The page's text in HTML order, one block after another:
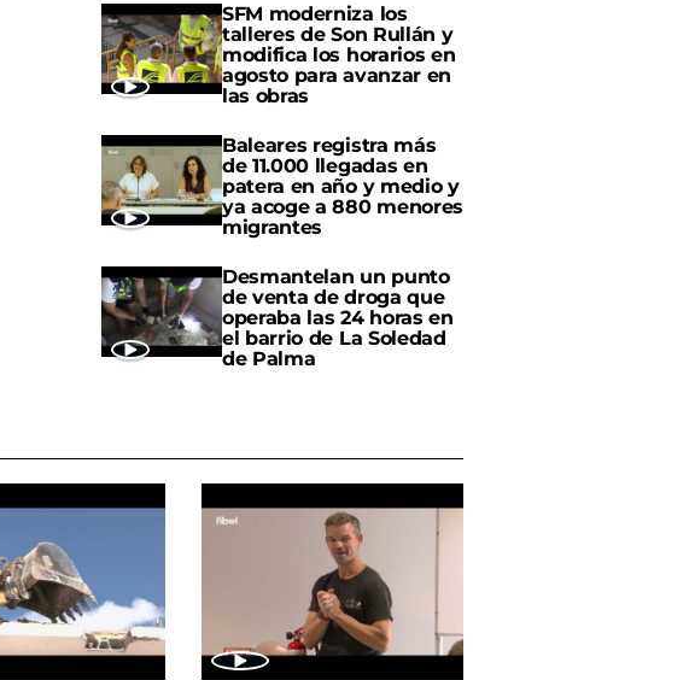
SFM moderniza los
talleres de Son Rullán y
modifica los horarios en
agosto para avanzar en
las obras
Baleares registra más
de 11.000 llegadas en
patera en año y medio y
ya acoge a 880 menores
migrantes
Desmantelan un punto
de venta de droga que
operaba las 24 horas en
el barrio de La Soledad
de Palma